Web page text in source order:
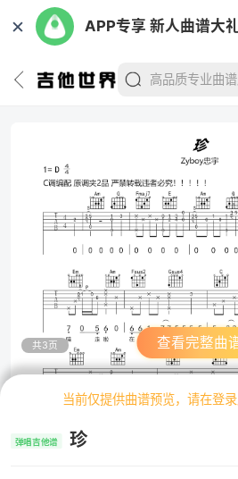
✕ APP专享 新人曲谱大
共3页 查看完整曲
当前仅提供曲谱预览，请在登
弹唱吉他谱 珍